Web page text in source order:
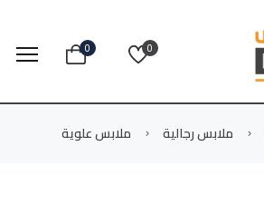
0
0
ملابس رجالية ملابس علوية